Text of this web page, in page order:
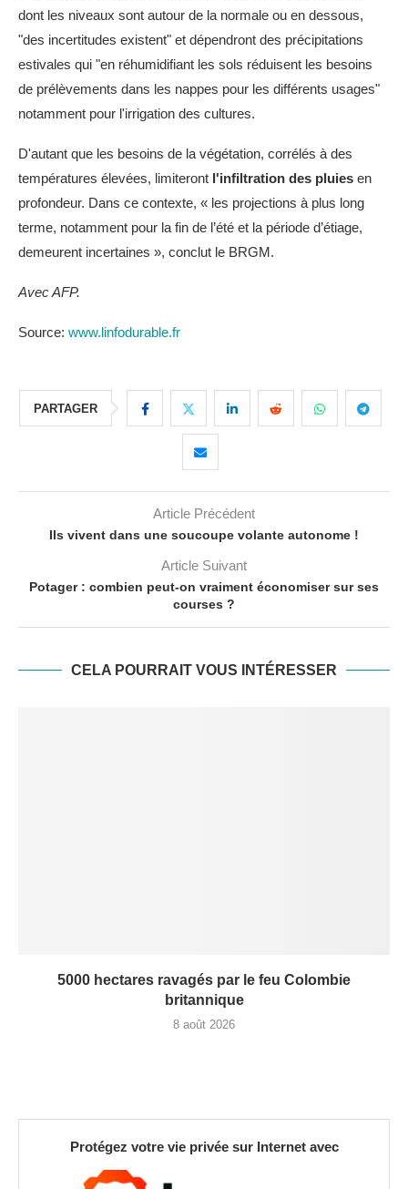
dont les niveaux sont autour de la normale ou en dessous,
"des incertitudes existent" et dépendront des précipitations
estivales qui "en réhumidifiant les sols réduisent les besoins
de prélèvements dans les nappes pour les différents usages"
notamment pour l'irrigation des cultures.
D'autant que les besoins de la végétation, corrélés à des
températures élevées, limiteront l'infiltration des pluies en
profondeur. Dans ce contexte, « les projections à plus long
terme, notamment pour la fin de l’été et la période d’étiage,
demeurent incertaines », conclut le BRGM.
Avec AFP.
Source: www.linfodurable.fr
PARTAGER
Article Précédent
Ils vivent dans une soucoupe volante autonome !
Article Suivant
Potager : combien peut-on vraiment économiser sur ses
courses ?
CELA POURRAIT VOUS INTÉRESSER
5000 hectares ravagés par le feu Colombie
britannique
8 août 2026
Protégez votre vie privée sur Internet avec